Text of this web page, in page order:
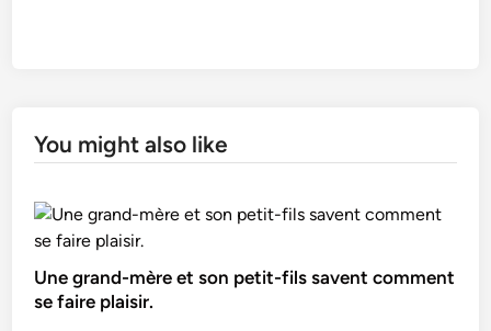
You might also like
Une grand-mère et son petit-fils savent comment
se faire plaisir.